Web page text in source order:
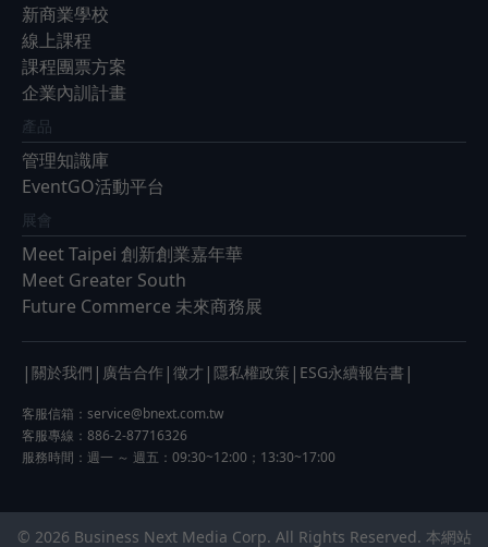
新商業學校
線上課程
課程團票方案
企業內訓計畫
產品
管理知識庫
EventGO活動平台
展會
Meet Taipei 創新創業嘉年華
Meet Greater South
Future Commerce 未來商務展
| 關於我們 | 廣告合作 | 徵才 | 隱私權政策 | ESG永續報告書 |
客服信箱： service@bnext.com.tw
客服專線：886-2-87716326
服務時間：週一 ～ 週五：09:30~12:00；13:30~17:00
© 2026 Business Next Media Corp. All Rights Reserved. 本網站